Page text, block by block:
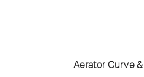
Aerator Curve